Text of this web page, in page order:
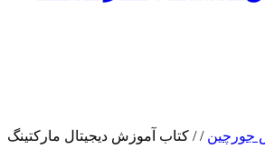
جورچین /
/ کتاب آموزش دیجیتال مارکتینگ